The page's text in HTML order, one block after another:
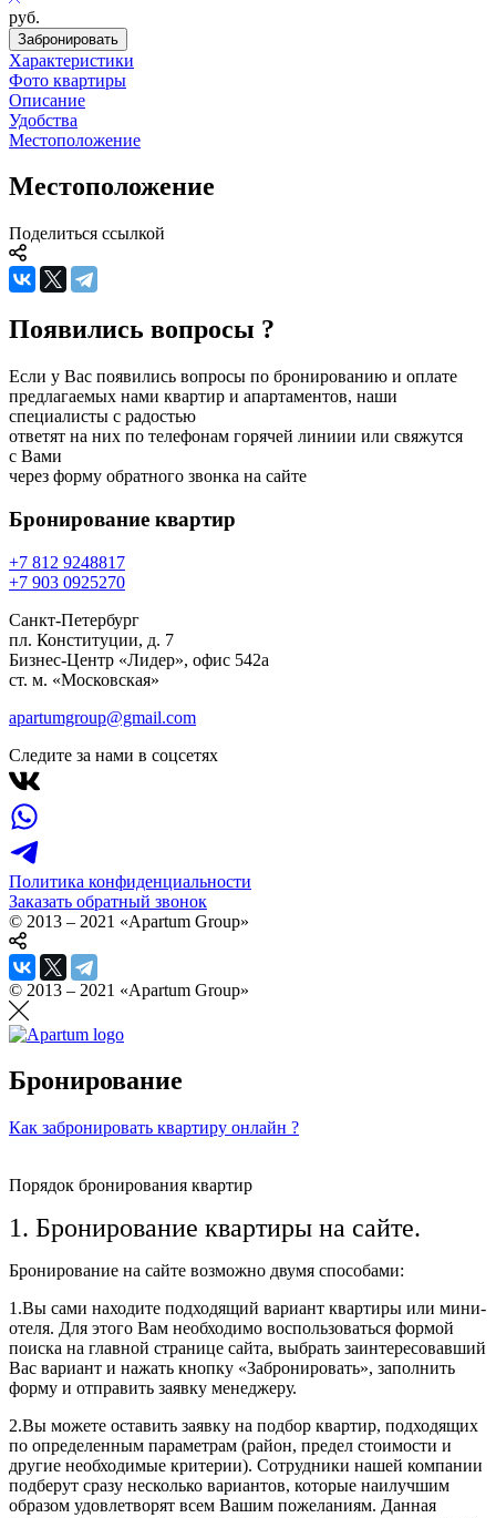
руб.
Забронировать
Характеристики
Фото квартиры
Описание
Удобства
Местоположение
Местоположение
Поделиться ссылкой
Появились вопросы ?
Если у Вас появились вопросы по бронированию и оплате
предлагаемых нами квартир и апартаментов, наши
специалисты с радостью
ответят на них по телефонам горячей линиии или свяжутся
с Вами
через форму обратного звонка на сайте
Бронирование квартир
+7 812 9248817
+7 903 0925270
Санкт-Петербург
пл. Конституции, д. 7
Бизнес-Центр «Лидер», офис 542a
ст. м. «Московская»
apartumgroup@gmail.com
Следите за нами в соцсетях
Политика конфиденциальности
Заказать обратный звонок
© 2013 – 2021 «Apartum Group»
© 2013 – 2021 «Apartum Group»
Бронирование
Как забронировать квартиру онлайн ?
Порядок бронирования квартир
1. Бронирование квартиры на сайте.
Бронирование на сайте возможно двумя способами:
1.Вы сами находите подходящий вариант квартиры или мини-
отеля. Для этого Вам необходимо воспользоваться формой
поиска на главной странице сайта, выбрать заинтересовавший
Вас вариант и нажать кнопку «Забронировать», заполнить
форму и отправить заявку менеджеру.
2.Вы можете оставить заявку на подбор квартир, подходящих
по определенным параметрам (район, предел стоимости и
другие необходимые критерии). Сотрудники нашей компании
подберут сразу несколько вариантов, которые наилучшим
образом удовлетворят всем Вашим пожеланиям. Данная